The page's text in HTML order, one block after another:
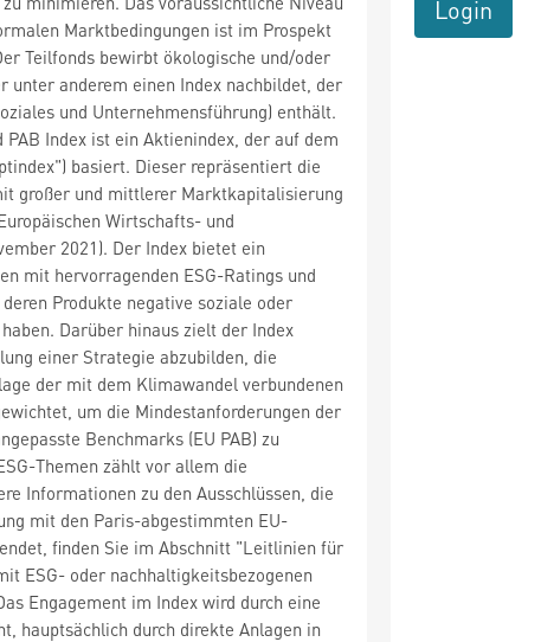
Marktbedingungen ist im Prospekt
Teilfonds bewirbt ökologische und/oder
unter anderem einen Index nachbildet, der
und Unternehmensführung) enthält.
PAB Index ist ein Aktienindex, der auf dem
basiert. Dieser repräsentiert die
großer und mittlerer Marktkapitalisierung
Wirtschafts- und
2021). Der Index bietet ein
mit hervorragenden ESG-Ratings und
Produkte negative soziale oder
Darüber hinaus zielt der Index
einer Strategie abzubilden, die
der mit dem Klimawandel verbundenen
um die Mindestanforderungen der
Benchmarks (EU PAB) zu
Themen zählt vor allem die
Informationen zu den Ausschlüssen, die
mit den Paris-abgestimmten EU-
finden Sie im Abschnitt "Leitlinien für
ESG- oder nachhaltigkeitsbezogenen
Engagement im Index wird durch eine
hauptsächlich durch direkte Anlagen in
Login